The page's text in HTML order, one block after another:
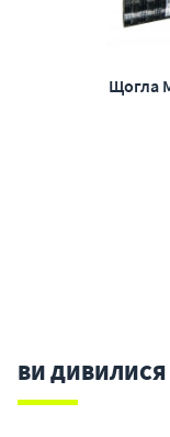
Щогла
ВИ ДИВИЛИСЯ